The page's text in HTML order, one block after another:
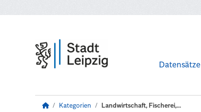
Datensätze
Kategorien Landwirtschaft, Fischerei,...